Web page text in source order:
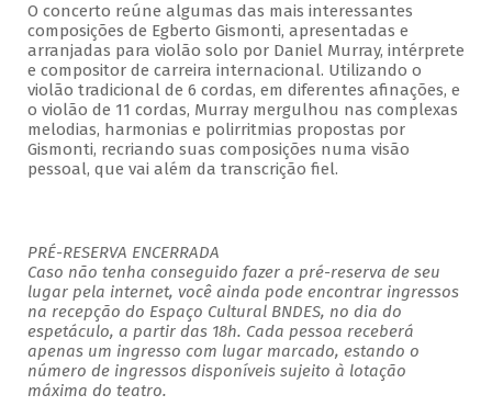
O concerto reúne algumas das mais interessantes
composições de Egberto Gismonti, apresentadas e
arranjadas para violão solo por Daniel Murray, intérprete
e compositor de carreira internacional. Utilizando o
violão tradicional de 6 cordas, em diferentes afinações, e
o violão de 11 cordas, Murray mergulhou nas complexas
melodias, harmonias e polirritmias propostas por
Gismonti, recriando suas composições numa visão
pessoal, que vai além da transcrição fiel.
PRÉ-RESERVA ENCERRADA
Caso não tenha conseguido fazer a pré-reserva de seu
lugar pela internet, você ainda pode encontrar ingressos
na recepção do Espaço Cultural BNDES, no dia do
espetáculo, a partir das 18h. Cada pessoa receberá
apenas um ingresso com lugar marcado, estando o
número de ingressos disponíveis sujeito à lotação
máxima do teatro.